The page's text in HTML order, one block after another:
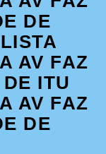
DE
AV FAZ
ITU
AV FAZ
DE